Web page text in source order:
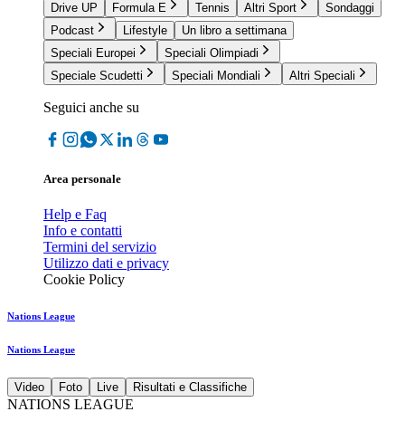
Drive UP
Formula E Tennis Altri Sport
Sondaggi
Podcast
Lifestyle
Un libro a settimana
Speciali Europei
Speciali Olimpiadi
Speciale Scudetti
Speciali Mondiali Altri Speciali
Seguici anche su
Area personale
Help e Faq
Info e contatti
Termini del servizio
Utilizzo dati e privacy
Cookie Policy
Nations League
Nations League
Video Foto Live Risultati e Classifiche
NATIONS LEAGUE